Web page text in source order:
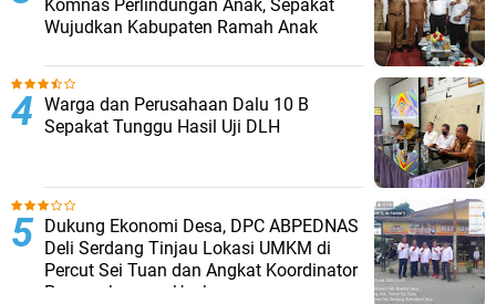
Komnas Perlindungan Anak, Sepakat
Wujudkan Kabupaten Ramah Anak
Warga dan Perusahaan Dalu 10 B
Sepakat Tunggu Hasil Uji DLH
Dukung Ekonomi Desa, DPC ABPEDNAS
Deli Serdang Tinjau Lokasi UMKM di
Percut Sei Tuan dan Angkat Koordinator
Pengembangan Usaha